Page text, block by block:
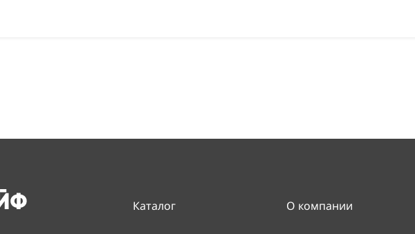
Каталог О компании